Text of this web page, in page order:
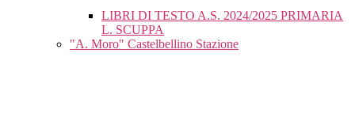
LIBRI DI TESTO A.S. 2024/2025 PRIMARIA
L. SCUPPA
"A. Moro" Castelbellino Stazione